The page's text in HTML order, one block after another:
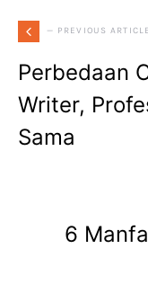
— PREVIOUS ARTICLE
Perbedaan
Writer,
Sama
6